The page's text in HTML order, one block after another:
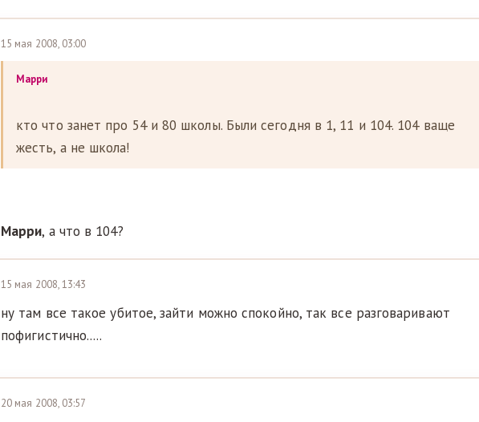
15 мая 2008, 03:00
Марри
кто что занет про 54 и 80 школы. Были сегодня в 1, 11 и 104. 104 ваще
жесть, а не школа!
Марри, а что в 104?
15 мая 2008, 13:43
ну там все такое убитое, зайти можно спокойно, так все разговаривают
пофигистично.....
20 мая 2008, 03:57